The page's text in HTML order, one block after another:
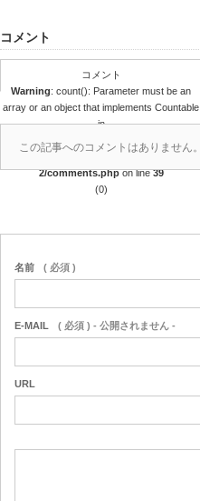
コメント
コメント
Warning: count(): Parameter must be an
array or an object that implements Countable
in
/home/r4688280/public_html/takedataro.c
2/comments.phpon line39
(0)
この記事へのコメントはありません。
名前 ( 必須 )
E-MAIL ( 必須 ) - 公開されません -
URL